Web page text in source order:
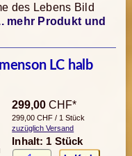
des Lebens Bild
mehr Produkt und
LC halb
299,00 CHF*
299,00 CHF / 1 Stück
zuzüglich Versand
Inhalt: 1 Stück